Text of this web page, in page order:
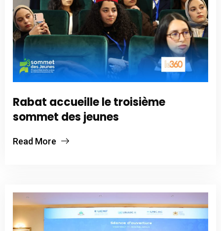
Rabat accueille le troisième
sommet des jeunes
Read More